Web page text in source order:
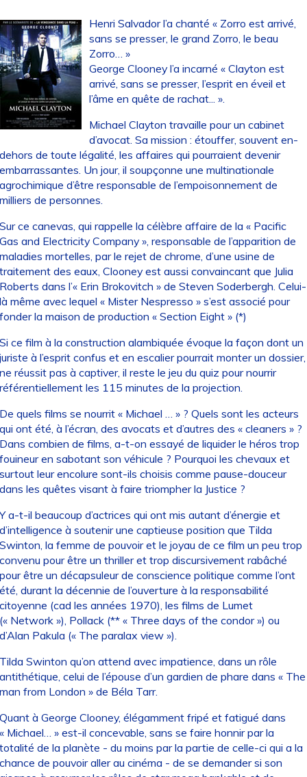
Henri Salvador l’a chanté « Zorro est arrivé,
sans se presser, le grand Zorro, le beau
Zorro… »
George Clooney l’a incarné « Clayton est
arrivé, sans se presser, l’esprit en éveil et
l’âme en quête de rachat... ».
Michael Clayton travaille pour un cabinet
d’avocat. Sa mission : étouffer, souvent en-
de toute légalité, les affaires qui pourraient devenir
Un jour, il soupçonne une multinationale
d’être responsable de l’empoisonnement de
de personnes.
ce canevas, qui rappelle la célèbre affaire de la « Pacific
and Electricity Company », responsable de l’apparition de
mortelles, par le rejet de chrome, d’une usine de
des eaux, Clooney est aussi convaincant que Julia
dans l’« Erin Brokovitch » de Steven Soderbergh. Celui-
même avec lequel « Mister Nespresso » s’est associé pour
la maison de production « Section Eight » (*)
ce film à la construction alambiquée évoque la façon dont un
à l’esprit confus et en escalier pourrait monter un dossier,
réussit pas à captiver, il reste le jeu du quiz pour nourrir
les 115 minutes de la projection.
quels films se nourrit « Michael … » ? Quels sont les acteurs
ont été, à l’écran, des avocats et d’autres des « cleaners » ?
combien de films, a-t-on essayé de liquider le héros trop
en sabotant son véhicule ? Pourquoi les chevaux et
leur encolure sont-ils choisis comme pause-douceur
les quêtes visant à faire triompher la Justice ?
a-t-il beaucoup d’actrices qui ont mis autant d’énergie et
à soutenir une captieuse position que Tilda
la femme de pouvoir et le joyau de ce film un peu trop
pour être un thriller et trop discursivement rabâché
être un décapsuleur de conscience politique comme l’ont
durant la décennie de l’ouverture à la responsabilité
(cad les années 1970), les films de Lumet
Network »), Pollack (** « Three days of the condor ») ou
Pakula (« The paralax view »).
Swinton qu’on attend avec impatience, dans un rôle
celui de l’épouse d’un gardien de phare dans « The
from London » de Béla Tarr.
à George Clooney, élégamment fripé et fatigué dans
Michael… » est-il concevable, sans se faire honnir par la
de la planète - du moins par la partie de celle-ci qui a la
de pouvoir aller au cinéma - de se demander si son